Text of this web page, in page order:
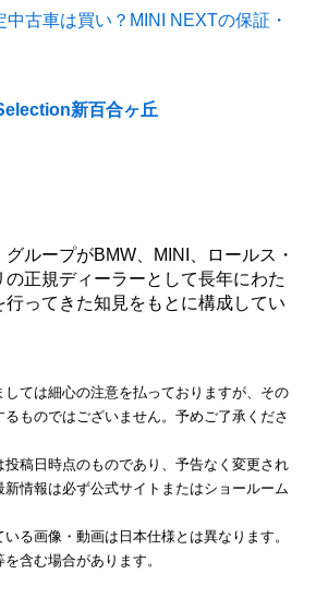
古車は買い？MINI NEXTの保証・
新百合ヶ丘
ループがBMW、MINI、ロールス・
の正規ディーラーとして長年にわた
行ってきた知見をもとに構成してい
ては細心の注意を払っておりますが、その
ものではございません。予めご了承くださ
稿日時点のものであり、予告なく変更され
情報は必ず公式サイトまたはショールーム
る画像・動画は日本仕様とは異なります。
含む場合があります。